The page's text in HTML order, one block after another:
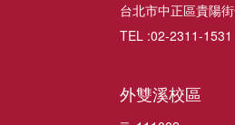
台北市中正區貴陽
TEL :02-2311-1531
外雙溪校區